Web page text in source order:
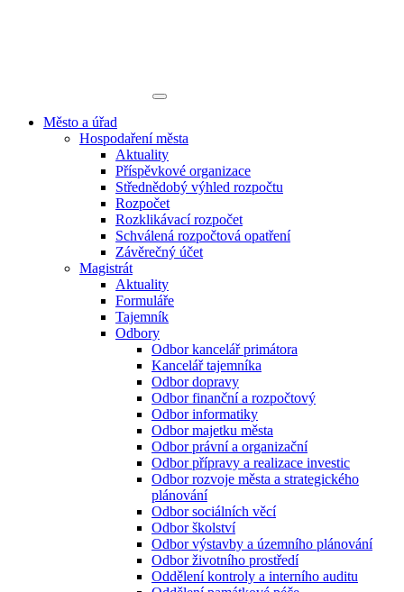
Město a úřad
Hospodaření města
Aktuality
Příspěvkové organizace
Střednědobý výhled rozpočtu
Rozpočet
Rozklikávací rozpočet
Schválená rozpočtová opatření
Závěrečný účet
Magistrát
Aktuality
Formuláře
Tajemník
Odbory
Odbor kancelář primátora
Kancelář tajemníka
Odbor dopravy
Odbor finanční a rozpočtový
Odbor informatiky
Odbor majetku města
Odbor právní a organizační
Odbor přípravy a realizace investic
Odbor rozvoje města a strategického
plánování
Odbor sociálních věcí
Odbor školství
Odbor výstavby a územního plánování
Odbor životního prostředí
Oddělení kontroly a interního auditu